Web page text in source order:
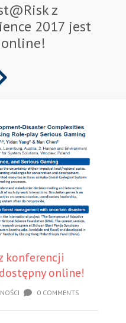
z
2017 jest
konferencji
online!
0 COMMENTS